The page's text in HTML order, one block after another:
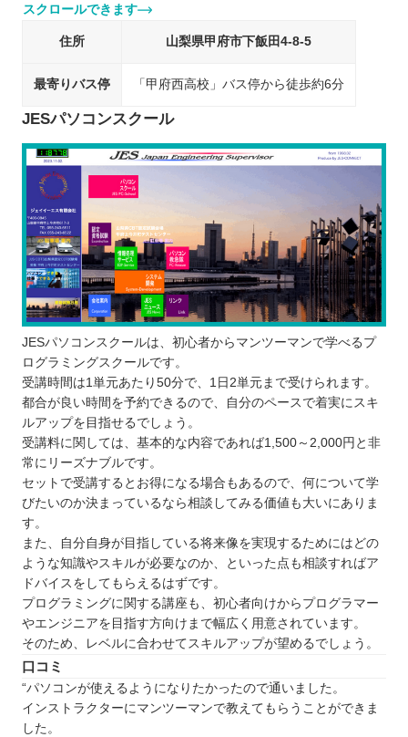
スクロールできます
住所 山梨県甲府市下飯田4-8-5
最寄りバス停 「甲府西高校」バス停から徒歩約6分
JESパソコンスクール
JESパソコンスクールは、初心者からマンツーマンで学べるプ
ログラミングスクールです。
受講時間は1単元あたり50分で、1日2単元まで受けられます。
都合が良い時間を予約できるので、自分のペースで着実にスキ
ルアップを目指せるでしょう。
受講料に関しては、基本的な内容であれば1,500～2,000円と非
常にリーズナブルです。
セットで受講するとお得になる場合もあるので、何について学
びたいのか決まっているなら相談してみる価値も大いにありま
す。
また、自分自身が目指している将来像を実現するためにはどの
ような知識やスキルが必要なのか、といった点も相談すればア
ドバイスをしてもらえるはずです。
プログラミングに関する講座も、初心者向けからプログラマー
やエンジニアを目指す方向けまで幅広く用意されています。
そのため、レベルに合わせてスキルアップが望めるでしょう。
口コミ
“パソコンが使えるようになりたかったので通いました。
インストラクターにマンツーマンで教えてもらうことができま
した。